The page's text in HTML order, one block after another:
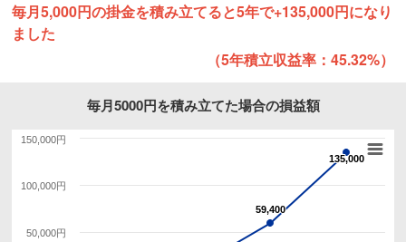
毎月5,000円の掛金を積み立てると5年で+135,000円になり
ました
（5年積立収益率：45.32%）
毎月5000円を積み立てた場合の損益額
59,400
59,400
135,000
135,000
50,000円
100,000円
150,000円